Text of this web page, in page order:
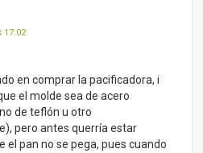
17:02
en comprar la pacificadora, i
el molde sea de acero
de teflón u otro
pero antes querría estar
el pan no se pega, pues cuando